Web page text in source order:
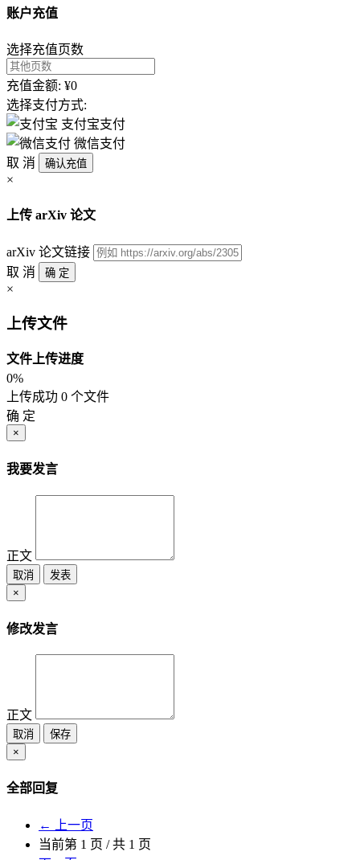
账户充值
选择充值页数
充值金额: ¥0
选择支付方式:
支付宝支付
微信支付
取 消
确认充值
×
上传 arXiv 论文
arXiv 论文链接
取 消
确 定
×
上传文件
文件上传进度
0%
上传成功 0 个文件
确 定
×
我要发言
正文
取消
发表
×
修改发言
正文
取消
保存
×
全部回复
← 上一页
当前第 1 页 / 共 1 页